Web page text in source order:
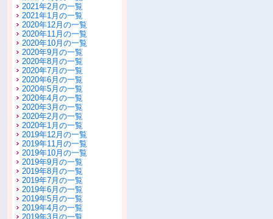
2021年2月の一覧
2021年1月の一覧
2020年12月の一覧
2020年11月の一覧
2020年10月の一覧
2020年9月の一覧
2020年8月の一覧
2020年7月の一覧
2020年6月の一覧
2020年5月の一覧
2020年4月の一覧
2020年3月の一覧
2020年2月の一覧
2020年1月の一覧
2019年12月の一覧
2019年11月の一覧
2019年10月の一覧
2019年9月の一覧
2019年8月の一覧
2019年7月の一覧
2019年6月の一覧
2019年5月の一覧
2019年4月の一覧
2019年3月の一覧